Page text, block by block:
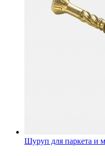
Шуруп для паркета и